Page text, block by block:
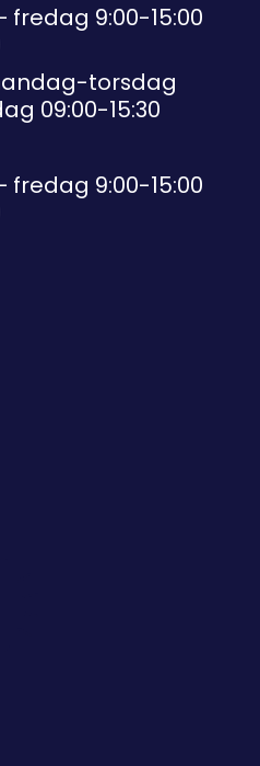
9:00-15:00
torsdag
09:00-15:30
9:00-15:00